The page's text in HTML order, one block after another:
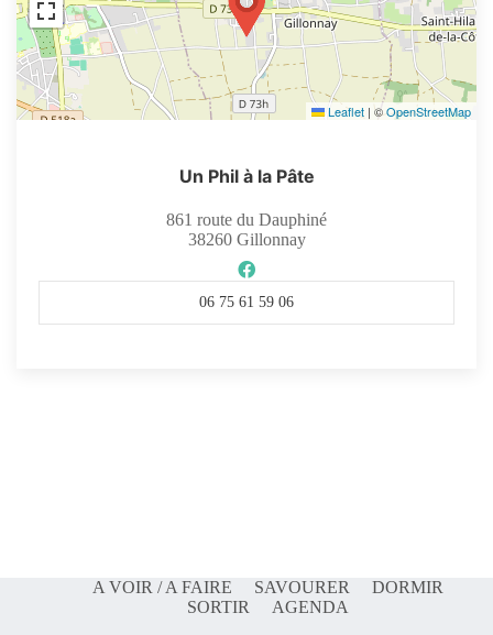
Leaflet | ©OpenStreetMap
Un Phil à la Pâte
861 route du Dauphiné
38260Gillonnay
06 75 61 59 06
A VOIR / A FAIRE SAVOURER
DORMIR
SORTIR
AGENDA